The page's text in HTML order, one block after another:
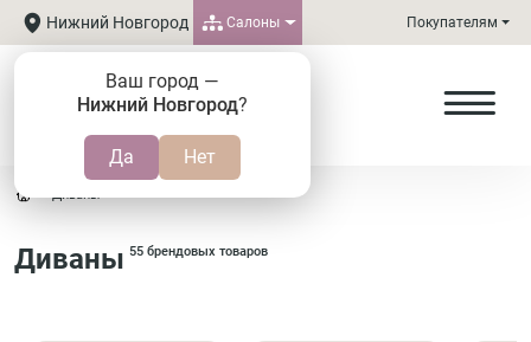
Нижний Новгород
Ваш город —
Нижний Новгород?
Салоны Покупателям
Диваны
Диваны 55 брендовых товаров